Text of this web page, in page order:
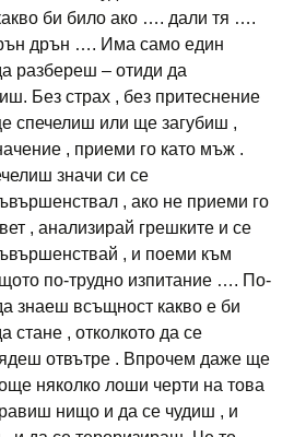
би било ако …. дали тя ….
дрън …. Има само един
разбереш – отиди да
Без страх , без притеснение
спечелиш или ще загубиш ,
, приеми го като мъж .
значи си се
, ако не приеми го
, анализирай грешките и се
, и поеми към
по-трудно изпитание …. По-
знаеш всъщност какво е би
стане , отколкото да се
отвътре . Впрочем даже ще
няколко лоши черти на това
нищо и да се чудиш , и